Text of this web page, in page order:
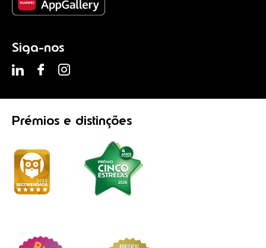
Siga-nos
Prémios e distinções